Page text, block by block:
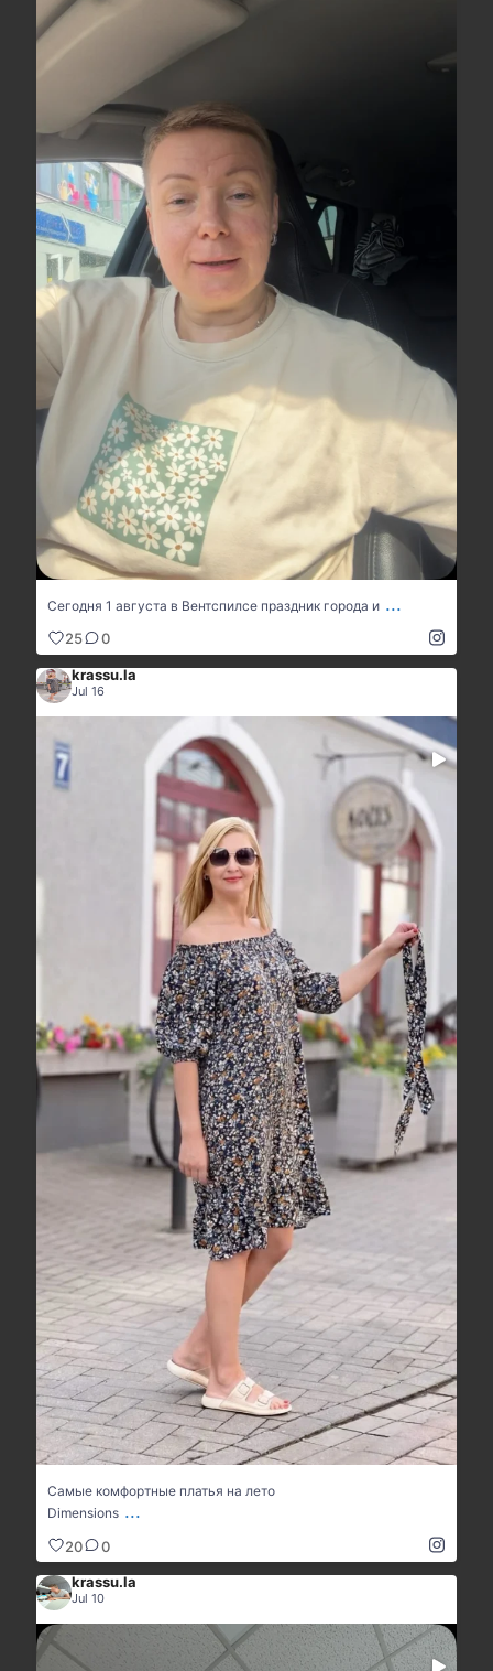
Сегодня 1 августа в Вентспилсе праздник города и
25
Сегодня 1 августа в Вентспилсе праздник города и ...
25 0
krassu.la
Jul 16
Самые комфортные платья на лето
Dimensions
...
20 0
Самые комфортные платья на лето
Dimensions ...
20 0
krassu.la
Jul 10